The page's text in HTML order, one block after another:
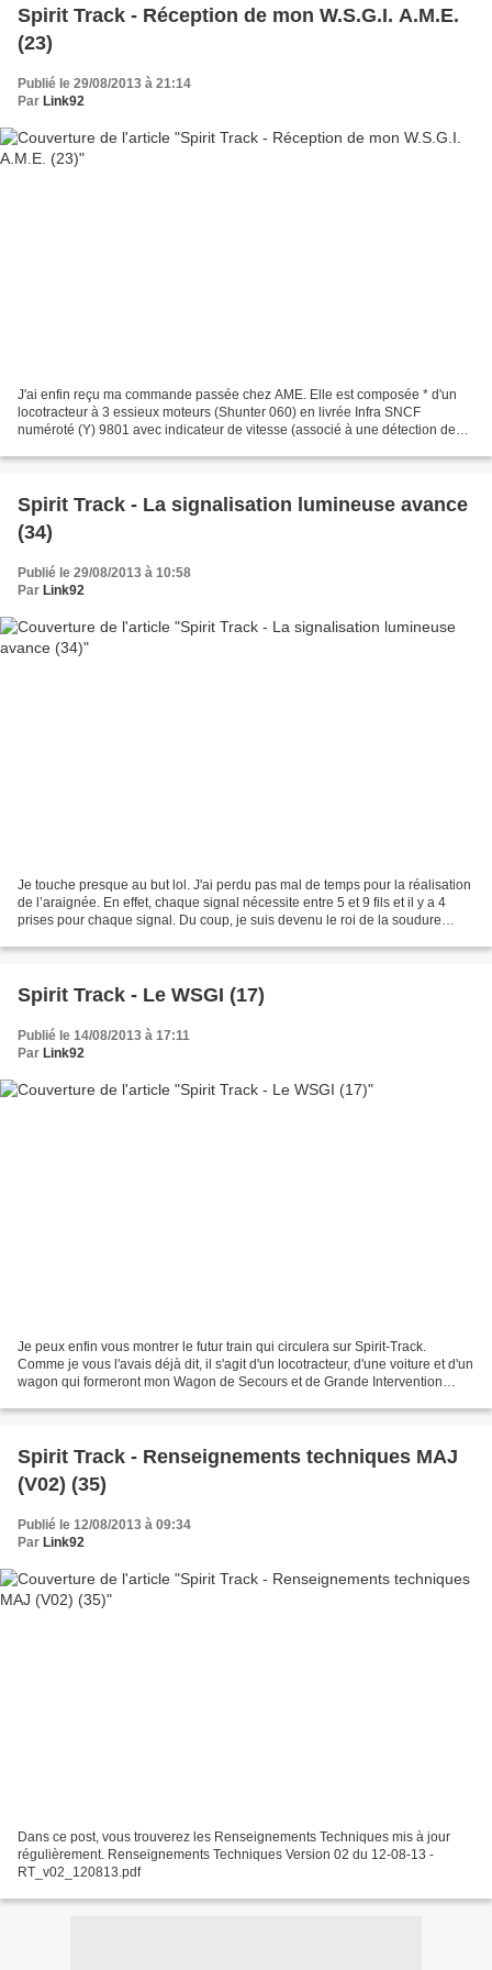
Spirit Track - Réception de mon W.S.G.I. A.M.E.
(23)
Publié le 29/08/2013 à 21:14
Par Link92
J'ai enfin reçu ma commande passée chez AME. Elle est composée * d'un
locotracteur à 3 essieux moteurs (Shunter 060) en livrée Infra SNCF
numéroté (Y) 9801 avec indicateur de vitesse (associé à une détection de
Spirit Track - La signalisation lumineuse avance
(34)
Publié le 29/08/2013 à 10:58
Par Link92
Je touche presque au but lol. J'ai perdu pas mal de temps pour la réalisation
de l’araignée. En effet, chaque signal nécessite entre 5 et 9 fils et il y a 4
prises pour chaque signal. Du coup, je suis devenu le roi de la soudure
Spirit Track - Le WSGI (17)
Publié le 14/08/2013 à 17:11
Par Link92
Je peux enfin vous montrer le futur train qui circulera sur Spirit-Track.
Comme je vous l'avais déjà dit, il s'agit d'un locotracteur, d'une voiture et d'un
wagon qui formeront mon Wagon de Secours et de Grande Intervention
Spirit Track - Renseignements techniques MAJ
(V02) (35)
Publié le 12/08/2013 à 09:34
Par Link92
Dans ce post, vous trouverez les Renseignements Techniques mis à jour
régulièrement. Renseignements Techniques Version 02 du 12-08-13 -
RT_v02_120813.pdf